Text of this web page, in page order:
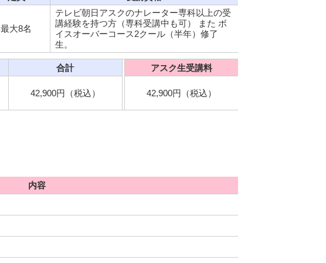
最大8名
テレビ朝日アスクのナレーター専科以上の受
講経験を持つ方（専科受講中も可） また ボ
イスオーバーコース2クール（半年）修了
生。
合計 アスク生受講料
42,900円（税込） 42,900円（税込）
内容